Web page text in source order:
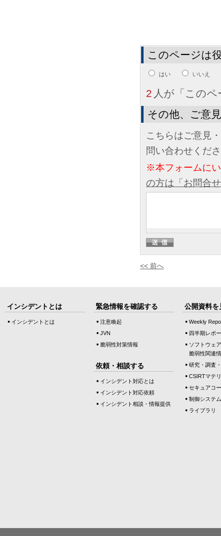
このページは
はい いいえ
2 人が「この
その他、ご意
こちらはご意見
問い合わせくだ
※本フォームに
の方は「お問合
<< 前へ
インシデントとは
インシデントとは
緊急情報を確認する
注意喚起
JVN
脆弱性対策情報
依頼・相談する
インシデント対応とは
インシデント対応依頼
インシデント相談・情報提供
公開資料を
Weekly
四半期レポ
ソフトウェ
脆弱性関連
研究・調査
CSIRTマテ
セキュアコ
制御システ
ライブラリ